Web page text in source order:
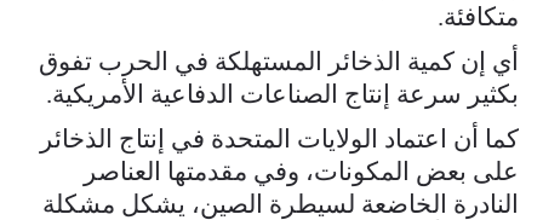
متكافئة.
أي إن كمية الذخائر المستهلكة في الحرب تفوق
بكثير سرعة إنتاج الصناعات الدفاعية الأمريكية.
كما أن اعتماد الولايات المتحدة في إنتاج الذخائر
على بعض المكونات، وفي مقدمتها العناصر
النادرة الخاضعة لسيطرة الصين، يشكل مشكلة